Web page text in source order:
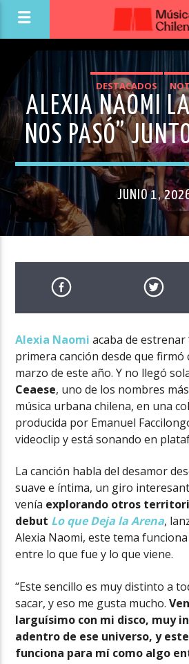
DESTACADOS
ALEXIA NAOMI
NOS PASÓ”
JUNIO 1,
Alexia Naomi acaba de estrenar
primera canción desde que firmó
marzo de este año. Y no llegó
Ceaese, uno de los nombres
música urbana chilena, en una
producida por Emanuel
videoclip y está sonando en
La canción habla del desamor
suave e íntima, un giro
venía explorando otros
debut Lo que Deja la Arena,
Alexia Naomi, este tema
entre lo que fue y lo que viene.
“Este sencillo es muy distinto a
sacar, y eso me gusta mucho.
larguísimo con mi disco, muy
adentro de ese universo, y
funciona para mí como algo